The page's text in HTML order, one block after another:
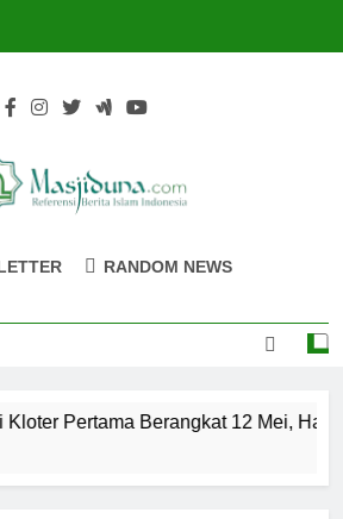
RANDOM NEWS
Pertama Berangkat 12 Mei, Hati-